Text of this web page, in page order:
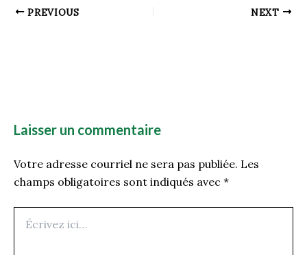
PREVIOUS NEXT
Laisser un commentaire
Votre adresse courriel ne sera pas publiée. Les
champs obligatoires sont indiqués avec *
ici…